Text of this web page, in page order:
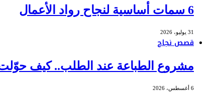
6 سمات أساسية لنجاح رواد الأعمال
31 يوليو، 2026
قصص نجاح
مشروع الطباعة عند الطلب.. كيف حوّلت أم
6 أغسطس، 2026